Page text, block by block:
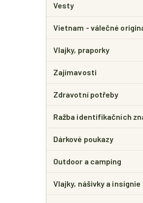
Vesty
Vietnam - válečné
Vlajky, praporky
Zajímavosti
Zdravotní potřeby
Ražba identifikačních
Dárkové poukazy
Outdoor a camping
Vlajky, nášivky a insignie